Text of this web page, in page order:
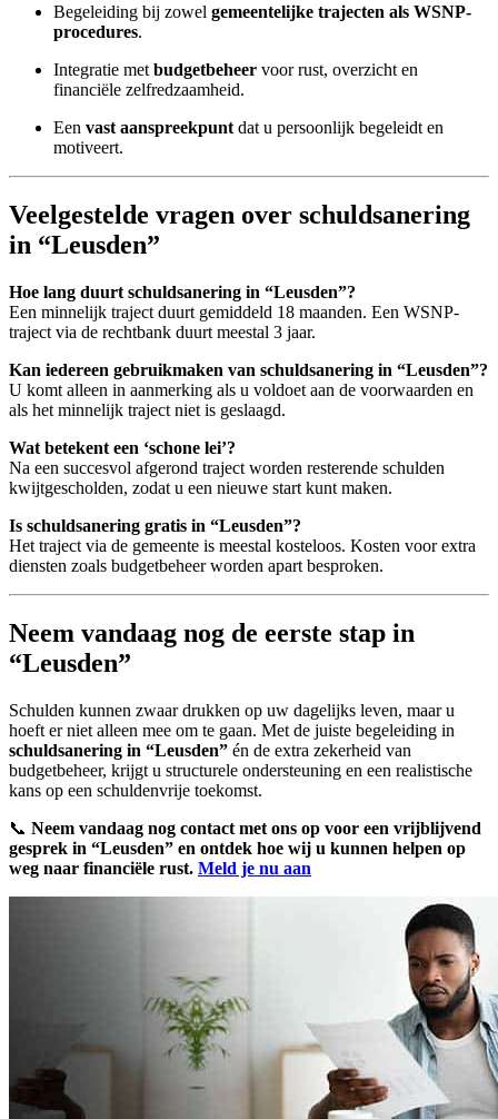
Begeleiding bij zowel gemeentelijke trajecten als WSNP-
procedures.
Integratie met budgetbeheer voor rust, overzicht en
financiële zelfredzaamheid.
Een vast aanspreekpunt dat u persoonlijk begeleidt en
motiveert.
Veelgestelde vragen over schuldsanering
in “Leusden”
Hoe lang duurt schuldsanering in “Leusden”?
Een minnelijk traject duurt gemiddeld 18 maanden. Een WSNP-
traject via de rechtbank duurt meestal 3 jaar.
Kan iedereen gebruikmaken van schuldsanering in “Leusden”?
U komt alleen in aanmerking als u voldoet aan de voorwaarden en
als het minnelijk traject niet is geslaagd.
Wat betekent een ‘schone lei’?
Na een succesvol afgerond traject worden resterende schulden
kwijtgescholden, zodat u een nieuwe start kunt maken.
Is schuldsanering gratis in “Leusden”?
Het traject via de gemeente is meestal kosteloos. Kosten voor extra
diensten zoals budgetbeheer worden apart besproken.
Neem vandaag nog de eerste stap in
“Leusden”
Schulden kunnen zwaar drukken op uw dagelijks leven, maar u
hoeft er niet alleen mee om te gaan. Met de juiste begeleiding in
schuldsanering in “Leusden” én de extra zekerheid van
budgetbeheer, krijgt u structurele ondersteuning en een realistische
kans op een schuldenvrije toekomst.
📞 Neem vandaag nog contact met ons op voor een vrijblijvend
gesprek in “Leusden” en ontdek hoe wij u kunnen helpen op
weg naar financiële rust. Meld je nu aan